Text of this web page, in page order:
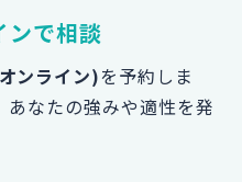
ンで相談
ンライン)を予約しま
なたの強みや適性を発